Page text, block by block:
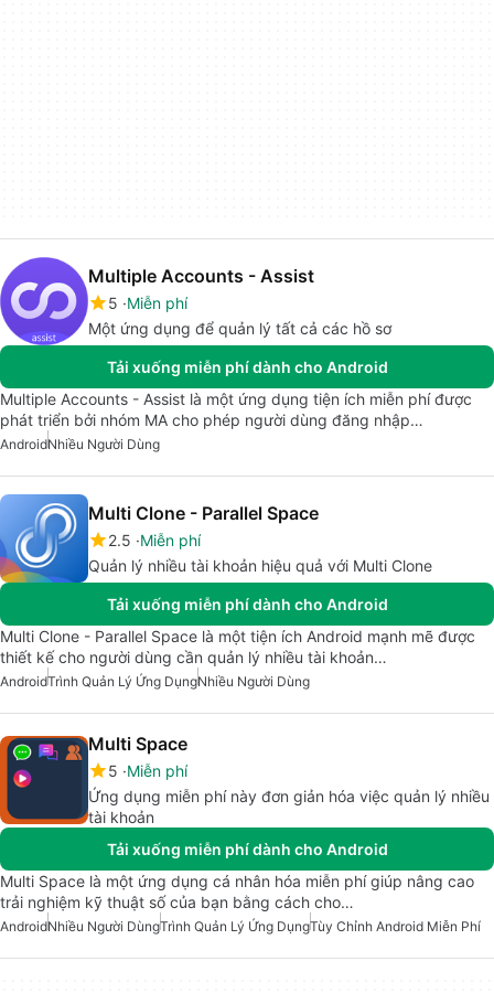
Multiple Accounts - Assist
5 Miễn phí
Một ứng dụng để quản lý tất cả các hồ sơ
Tải xuống miễn phí dành cho Android
Multiple Accounts - Assist là một ứng dụng tiện ích miễn phí được
phát triển bởi nhóm MA cho phép người dùng đăng nhập…
AndroidNhiều Người Dùng
Multi Clone - Parallel Space
2.5 Miễn phí
Quản lý nhiều tài khoản hiệu quả với Multi Clone
Tải xuống miễn phí dành cho Android
Multi Clone - Parallel Space là một tiện ích Android mạnh mẽ được
thiết kế cho người dùng cần quản lý nhiều tài khoản…
AndroidTrình Quản Lý Ứng DụngNhiều Người Dùng
Multi Space
5 Miễn phí
Ứng dụng miễn phí này đơn giản hóa việc quản lý nhiều
tài khoản
Tải xuống miễn phí dành cho Android
Multi Space là một ứng dụng cá nhân hóa miễn phí giúp nâng cao
trải nghiệm kỹ thuật số của bạn bằng cách cho…
AndroidNhiều Người DùngTrình Quản Lý Ứng DụngTùy Chỉnh Android Miễn Phí